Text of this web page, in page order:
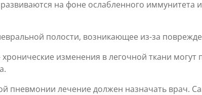
на фоне ослабленного иммунитета
полости, возникающее из-за
изменения в легочной ткани
лечение должен назначать врач.